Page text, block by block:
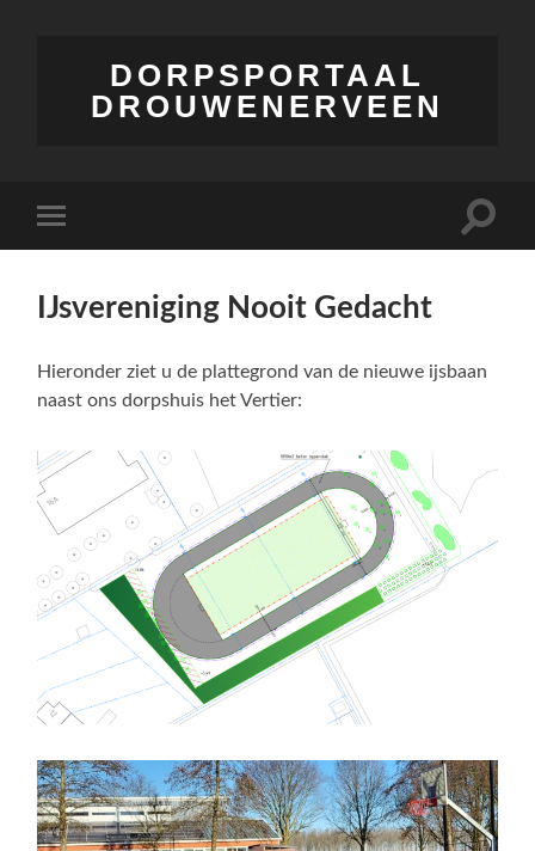
DORPSPORTAAL
DROUWENERVEEN
mobiel
Toggle
IJsvereniging Nooit Gedacht
Hieronder ziet u de plattegrond van de nieuwe ijsbaan
naast ons dorpshuis het Vertier: